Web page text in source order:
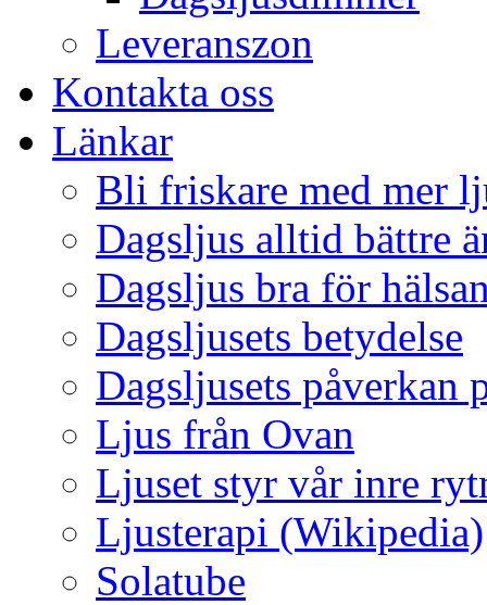
Leveranszon
Kontakta oss
Länkar
Bli friskare med mer
Dagsljus alltid bättre
Dagsljus bra för
Dagsljusets betydelse
Dagsljusets påverkan
Ljus från Ovan
Ljuset styr vår inre
Ljusterapi (Wikipedia)
Solatube